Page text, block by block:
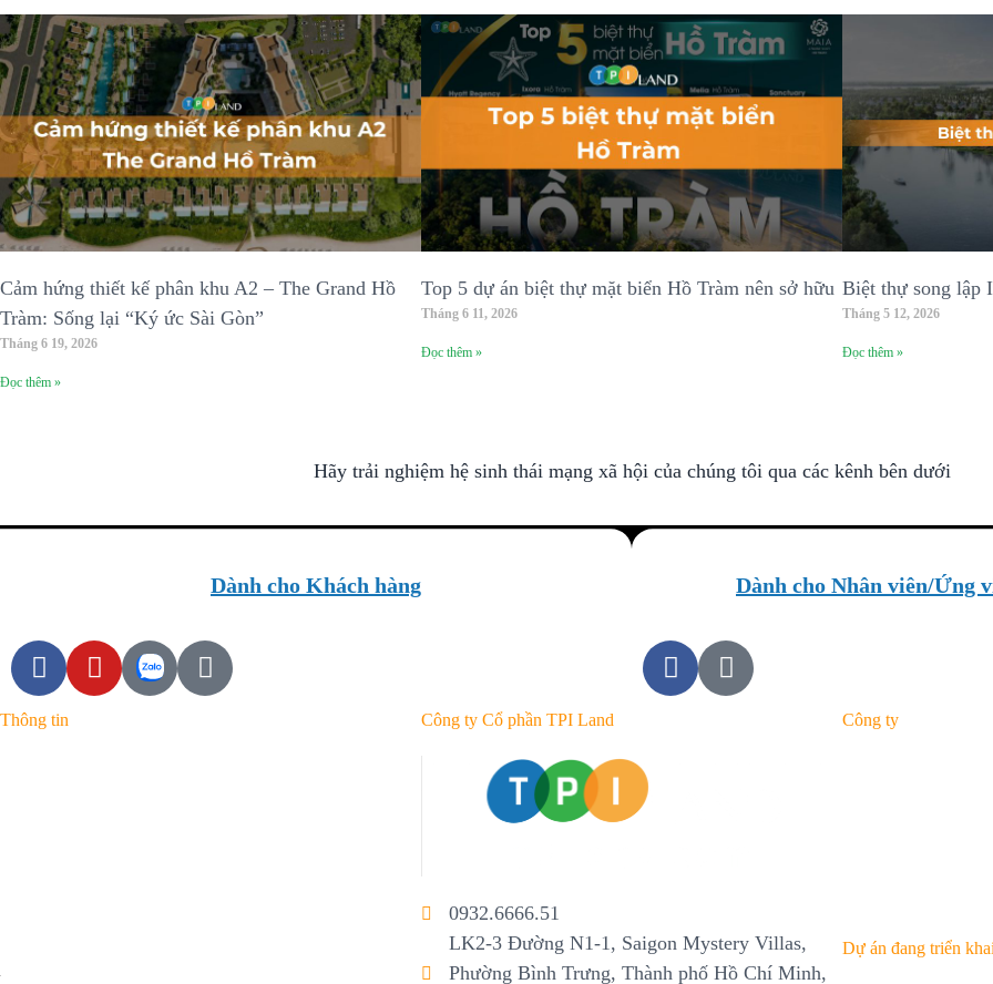
Cảm hứng thiết kế phân khu A2 – The Grand Hồ
Tràm: Sống lại “Ký ức Sài Gòn”
Tháng 6 19, 2026
Đọc thêm »
Top 5 dự án biệt thự mặt biển Hồ Tràm nên sở hữu
Tháng 6 11, 2026
Đọc thêm »
Biệt thự song lập
Tháng 5 12, 2026
Đọc thêm »
Hãy trải nghiệm hệ sinh thái mạng xã hội của chúng tôi qua các kênh bên dưới
Dành cho Khách hàng Dành cho Nhân viên/Ứng
Thông tin Công ty Cổ phần TPI Land
0932.6666.51
LK2-3 Đường N1-1, Saigon Mystery Villas,
Phường Bình Trưng, Thành phố Hồ Chí Minh,
Công ty
Dự án đang triển khai